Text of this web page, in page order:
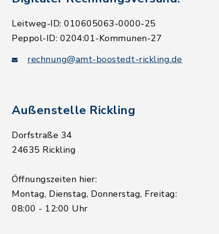
Leitweg-ID: 010605063-0000-25
Peppol-ID: 0204:01-Kommunen-27
rechnung@amt-boostedt-rickling.de
Außenstelle Rickling
Dorfstraße 34
24635 Rickling
Öffnungszeiten hier:
Montag, Dienstag, Donnerstag, Freitag:
08:00 - 12:00 Uhr